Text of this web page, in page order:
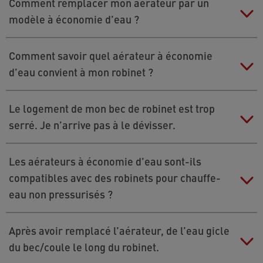
l’adaptateur dans un torchon pour le protéger.
modèle à économie d’eau ?
›Cette vidéovous explique comment remplacer
facilement et rapidement votre aérateur.
Comment savoir quel aérateur à économie
d’eau convient à mon robinet ?
L’application Neoperl EasyMatch vous aide à choisir
l’aérateur adéquat plus facilement. Téléchargez
l’application gratuite et répondez aux questions de
description de l’aérateur que vous souhaitez
remplacer. L’application utilise ces informations pour
déterminer le modèle adapté.
Téléchargez l’application ici :
› › POUR IOS (APP STORE)
Le logement de mon bec de robinet est trop
serré. Je n’arrive pas à le dévisser.
Utilisez une clé serre-tubes. Enroulez le bec dans un
torchon pour éviter de rayer le robinet.
Les aérateurs à économie d’eau sont-ils
compatibles avec des robinets pour chauffe-
eau non pressurisés ?
Les robinets pour chauffe-eau non pressurisés sont
généralement équipés d’un dispositif d’écoulement
Après avoir remplacé l’aérateur, de l’eau gicle
du bec/coule le long du robinet.